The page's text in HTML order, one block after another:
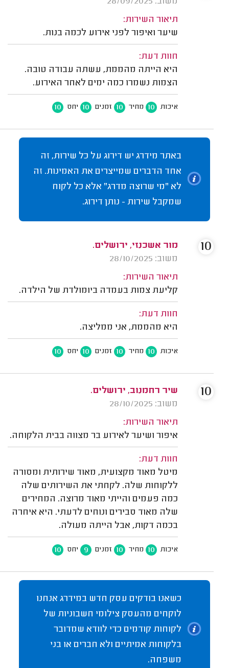
תיאור השירות:
שיער ואיפור לפני אירוע לכמה בנות.
חוות דעת:
היא הייתה מהממת, עשתה עבודה טובה.
הצמות נשמרו כמה ימים לאחר האירוע.
איכות 10 מחיר 10 זמנים 10 יחס 10
באתר מידרג יש דירוג על כל שירות, זה
אחד הדברים שמייצרים את האמינות. זה
לא "מי שרוצה מדרג" אלא כל לקוח
שמקבל שירות - נותן דירוג.
מור אשכנזי, ירושלים.
משוב: 28/10/2025
תיאור השירות:
קליעת צמות בעמדה ביומולדת של הילדה.
חוות דעת:
היא מהממת, אני ממליצה.
איכות 10 מחיר 10 זמנים 10 יחס 10
10
שיר רחמנוב, ירושלים.
משוב: 28/10/2025
תיאור השירות:
איפור ושיער לאירוע בר מצווה בבית הלקוחה.
חוות דעת:
מיטל מאוד מקצועית, מאוד שירותית ומסורה
ללקוחות שלה. לקחתי את השירותים שלה
כמה פעמים והייתי מאוד מרוצה. המחירים
שלה מאוד סבירים ונוחים לדעתי. היא איחרה
בכמה דקות, אבל הייתה מעולה.
איכות 10 מחיר 10 זמנים 9 יחס 10
10
כשאנו בודקים עסק חדש במידרג אנחנו
לוקחים מהעסק צילומי חשבוניות של
לקוחות קודמים כדי לוודא שמדובר
בלקוחות אמיתיים ולא חברים או בני
משפחה.